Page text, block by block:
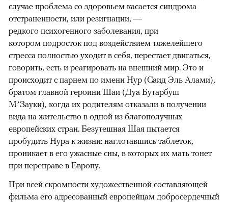
случае проблема со здоровьем касается синдрома
отстраненности, или резигнации, —
редкого психогенного заболевания, при
котором подросток под воздействием тяжелейшего
стресса полностью уходит в себя, перестает двигаться,
говорить, есть и реагировать на внешний мир. Это и
происходит с парнем по имени Нур (Саид Эль Алами),
братом главной героини Шаи (Дуа Бутарбуш
М’Зауки), когда их родителям отказали в получении
вида на жительство в одной из благополучных
европейских стран. Безутешная Шая пытается
пробудить Нура к жизни: наглотавшись таблеток,
проникает в его ужасные сны, в которых их мать тонет
при переправе в Европу.
При всей скромности художественной составляющей
фильма его адресованный европейцам добросердечный